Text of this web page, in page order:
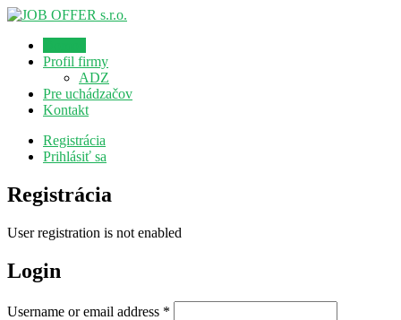
Profil firmy
ADZ
Pre uchádzačov
Kontakt
Registrácia
Prihlásiť sa
Registrácia
User registration is not enabled
Login
Username or email address *